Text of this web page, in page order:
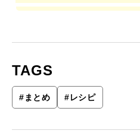
TAGS
# まとめ #レシピ